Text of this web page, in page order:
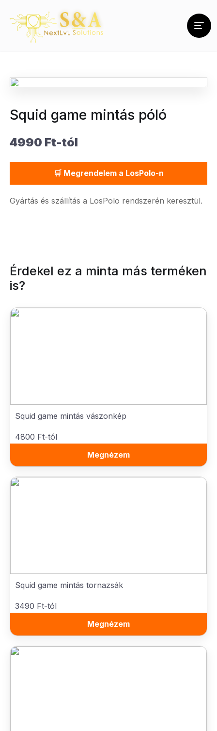
Squid game mintás póló
4990 Ft-tól
🛒 Megrendelem a LosPolo-n
Gyártás és szállítás a LosPolo rendszerén keresztül.
Érdekel ez a minta más terméken
is?
Squid game mintás vászonkép
4800 Ft-tól
Megnézem
Squid game mintás tornazsák
3490 Ft-tól
Megnézem